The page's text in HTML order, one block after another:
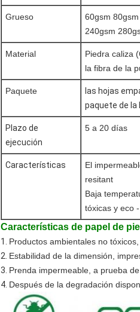
Grueso
60gsm
240gsm
Material
Piedra caliza
la fibra de la
Paquete
las hojas
paquete de la
Plazo de
ejecución
5 a 20 días
Características
El
resitant
Baja
tóxicas y eco
Características de papel de
1. Productos ambientales no
2. Estabilidad de la dimensión,
3. Prenda impermeable, a prueba
4. Después de la degradación